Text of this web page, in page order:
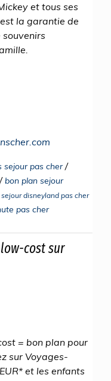
et tous ses
la garantie de
sejour pas cher/
bon plan sejour
disneyland pas cher
pas cher
cost sur
= bon plan pour
sur Voyages-
et les enfants